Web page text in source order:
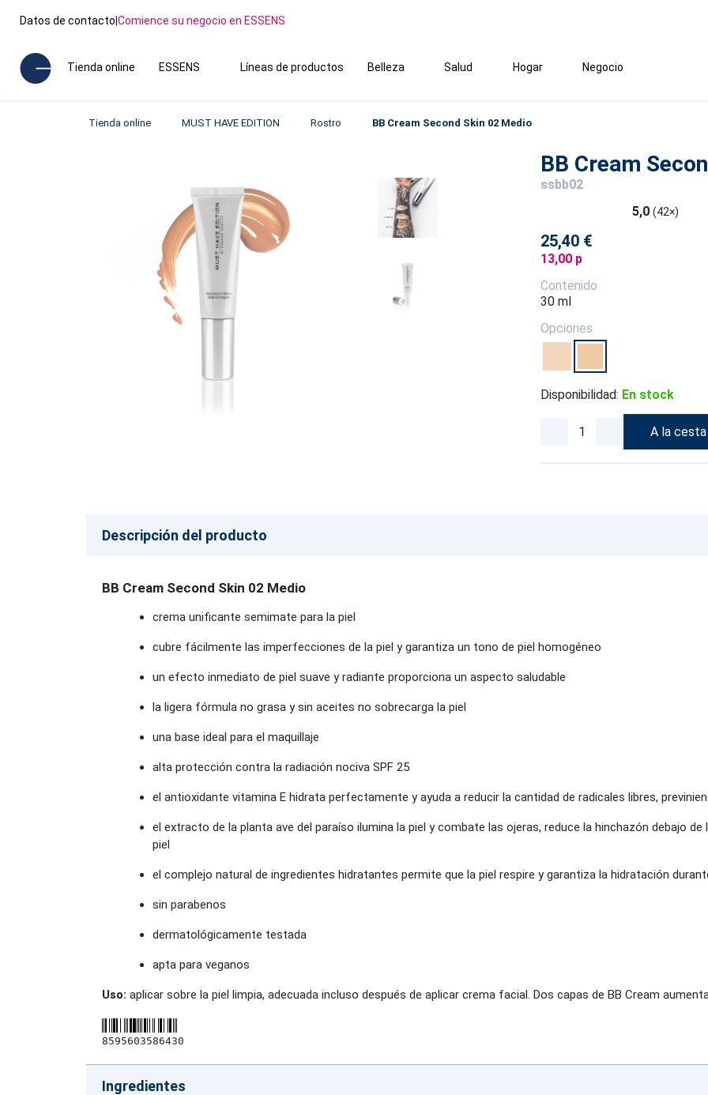
Datos de contacto|Comience su negocio en ESSENS
Tienda online ESSENS Líneas de productos Belleza Salud Hogar Negocio
Tienda online MUST HAVE EDITION Rostro BB Cream Second Skin 02 Medio
BB Cream
ssbb02
5,0 (42×)
25,40 €
13,00 p
Contenido
30 ml
Opciones
Disponibilidad: En stock
A la cesta
Descripción del producto
BB Cream Second Skin 02 Medio
crema unificante semimate para la piel
cubre fácilmente las imperfecciones de la piel y garantiza un tono de piel homogéneo
un efecto inmediato de piel suave y radiante proporciona un aspecto saludable
la ligera fórmula no grasa y sin aceites no sobrecarga la piel
una base ideal para el maquillaje
alta protección contra la radiación nociva SPF 25
el antioxidante vitamina E hidrata perfectamente y ayuda a reducir la cantidad de radicales libres,
el extracto de la planta ave del paraíso ilumina la piel y combate las ojeras, reduce la hinchazón debajo
piel
el complejo natural de ingredientes hidratantes permite que la piel respire y garantiza la hidratación
sin parabenos
dermatológicamente testada
apta para veganos
Uso: aplicar sobre la piel limpia, adecuada incluso después de aplicar crema facial. Dos capas de BB Cream
8595603586430
Ingredientes